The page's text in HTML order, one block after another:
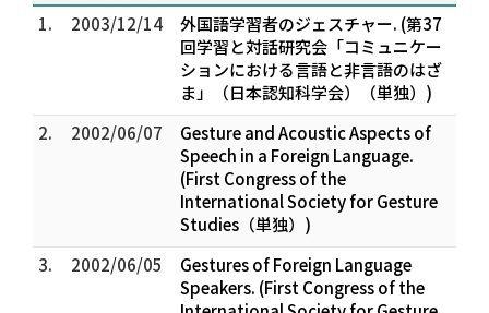
1.
2003/12/14
外国語学習者のジェスチャー. (第37
回学習と対話研究会「コミュニケー
ションにおける言語と非言語のはざ
ま」（日本認知科学会）（単独）)
2.
2002/06/07
Gesture and Acoustic Aspects of
Speech in a Foreign Language.
(First Congress of the
International Society for Gesture
Studies（単独）)
3.
2002/06/05
Gestures of Foreign Language
Speakers. (First Congress of the